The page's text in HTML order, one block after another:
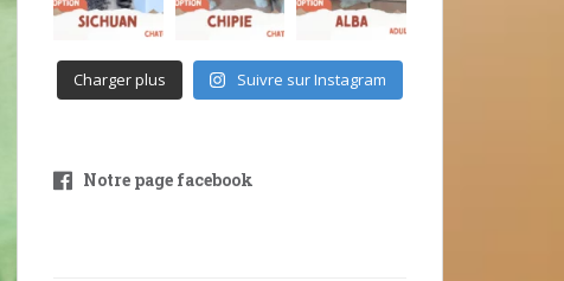
Charger plus Suivre sur Instagram
Notre page facebook